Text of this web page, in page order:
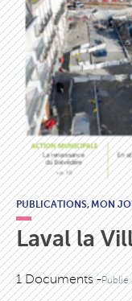
PUBLICATIONS,MON
Laval la
1 Documents -